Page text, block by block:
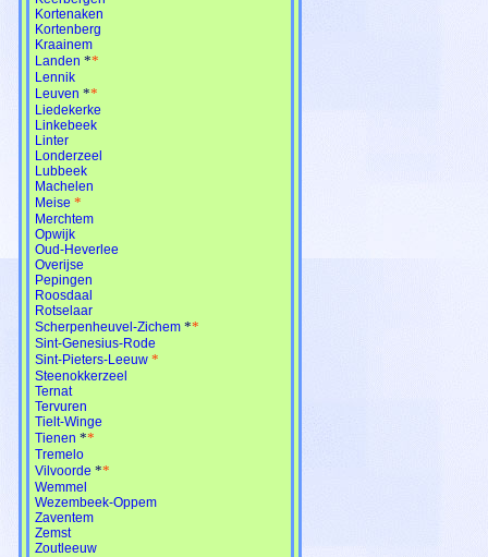
Kortenaken
Kortenberg
Kraainem
Landen **
Lennik
Leuven **
Liedekerke
Linkebeek
Linter
Londerzeel
Lubbeek
Machelen
Meise *
Merchtem
Opwijk
Oud-Heverlee
Overijse
Pepingen
Roosdaal
Rotselaar
Scherpenheuvel-Zichem **
Sint-Genesius-Rode
Sint-Pieters-Leeuw *
Steenokkerzeel
Ternat
Tervuren
Tielt-Winge
Tienen **
Tremelo
Vilvoorde **
Wemmel
Wezembeek-Oppem
Zaventem
Zemst
Zoutleeuw